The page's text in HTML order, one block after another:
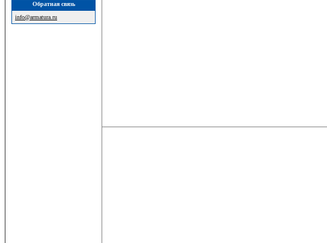
Обратная связь
info@armatura.ru